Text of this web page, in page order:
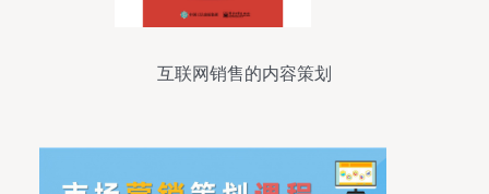
互联网销售的内容策划